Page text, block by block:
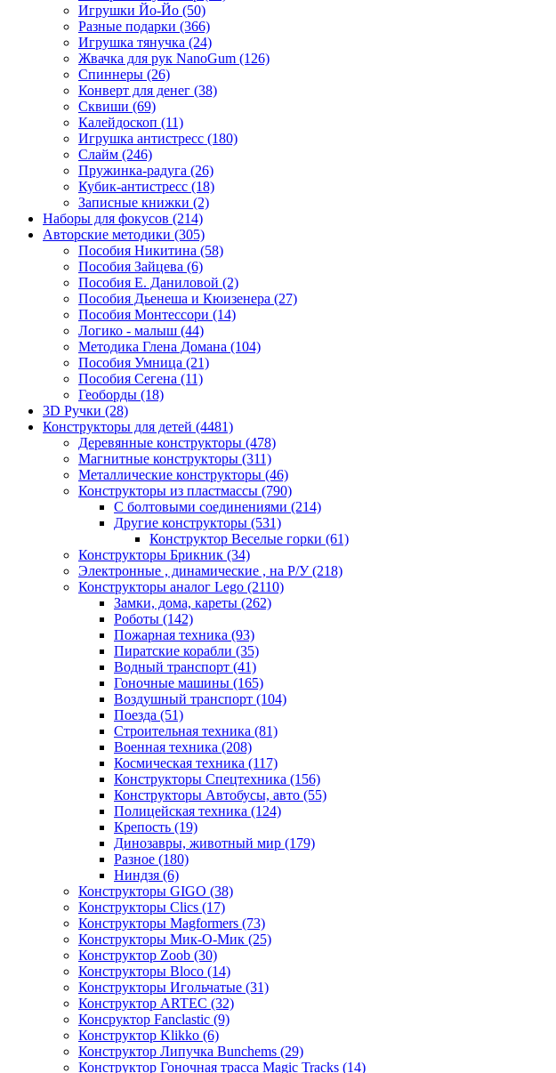
Игрушки Йо-Йо (50)
Разные подарки (366)
Игрушка тянучка (24)
Жвачка для рук NanoGum (126)
Спиннеры (26)
Конверт для денег (38)
Сквиши (69)
Калейдоскоп (11)
Игрушка антистресс (180)
Слайм (246)
Пружинка-радуга (26)
Кубик-антистресс (18)
Записные книжки (2)
Наборы для фокусов (214)
Авторские методики (305)
Пособия Никитина (58)
Пособия Зайцева (6)
Пособия Е. Даниловой (2)
Пособия Дьенеша и Кюизенера (27)
Пособия Монтессори (14)
Логико - малыш (44)
Методика Глена Домана (104)
Пособия Умница (21)
Пособия Сегена (11)
Геоборды (18)
3D Ручки (28)
Конструкторы для детей (4481)
Деревянные конструкторы (478)
Магнитные конструкторы (311)
Металлические конструкторы (46)
Конструкторы из пластмассы (790)
С болтовыми соединениями (214)
Другие конструкторы (531)
Конструктор Веселые горки (61)
Конструкторы Брикник (34)
Электронные , динамические , на Р/У(218)
Конструкторы аналог Lego (2110)
Замки, дома, кареты (262)
Роботы (142)
Пожарная техника (93)
Пиратские корабли (35)
Водный транспорт (41)
Гоночные машины (165)
Воздушный транспорт (104)
Поезда (51)
Строительная техника (81)
Военная техника (208)
Космическая техника (117)
Конструкторы Спецтехника (156)
Конструкторы Автобусы, авто (55)
Полицейская техника (124)
Крепость (19)
Динозавры, животный мир (179)
Разное (180)
Ниндзя (6)
Конструкторы GIGO (38)
Конструкторы Clics (17)
Конструкторы Magformers (73)
Конструкторы Мик-О-Мик (25)
Конструктор Zoob (30)
Конструкторы Bloco (14)
Конструкторы Игольчатые (31)
Конструктор ARTEC (32)
Консруктор Fanclastic (9)
Конструктор Klikko (6)
Конструктор Липучка Bunchems (29)
Конструктор Гоночная трасса Magic Tracks (14)